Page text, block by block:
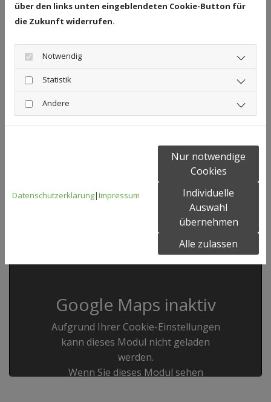
Ich habe die Datenschutzerklärung zur Kenntnis
Google Maps inaktiv
Aufgrund Ihrer Cookie-Einstellungen
kann dieses Modul nicht geladen
werden.
Wenn Sie dieses Modul sehen
über den links unten eingeblendeten Cookie-Button für
die Zukunft widerrufen.
Notwendig
Statistik
Andere
Datenschutzerklärung|Impressum
Nur notwendige
Cookies
Individuelle
Auswahl
übernehmen
Alle zulassen